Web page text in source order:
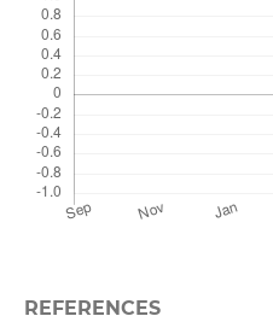
REFERENCES